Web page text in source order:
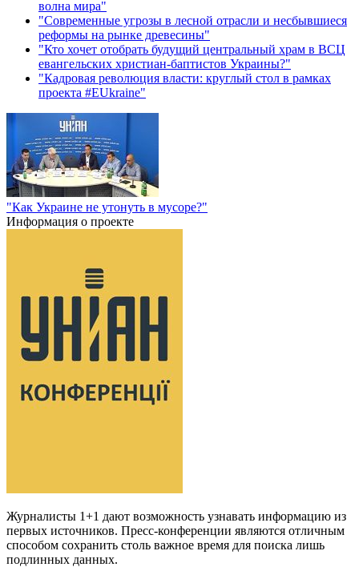
волна мира"
"Современные угрозы в лесной отрасли и несбывшиеся
реформы на рынке древесины"
"Кто хочет отобрать будущий центральный храм в ВСЦ
евангельских христиан-баптистов Украины?"
"Кадровая революция власти: круглый стол в рамках
проекта #EUkraine"
"Как Украине не утонуть в мусоре?"
Информация о проекте
Журналисты 1+1 дают возможность узнавать информацию из
первых источников. Пресс-конференции являются отличным
способом сохранить столь важное время для поиска лишь
подлинных данных.